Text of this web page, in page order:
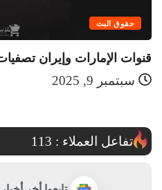
حقوق البث
قنوات الإمارات وإيران
سبتمبر 9, 2025
تفاعل العملاء : 113